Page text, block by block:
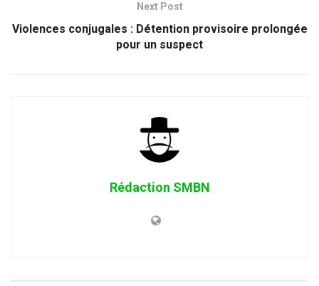
Next Post
Violences conjugales : Détention provisoire prolongée
pour un suspect
Rédaction SMBN